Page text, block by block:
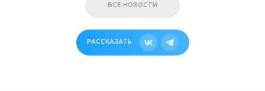
ВСЕ НОВОСТИ
РАССКАЗАТЬ